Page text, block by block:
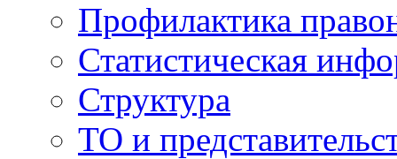
Профилактика
Статистическая
Структура
ТО и